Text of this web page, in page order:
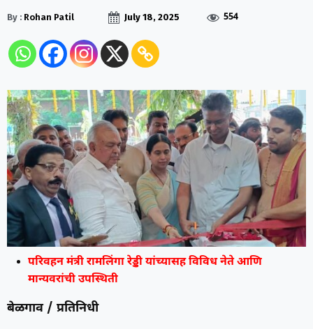
By : Rohan Patil July 18, 2025 554
परिवहन मंत्री रामलिंगा रेड्डी यांच्यासह विविध नेते आणि
मान्यवरांची उपस्थिती
बेळगाव / प्रतिनिधी